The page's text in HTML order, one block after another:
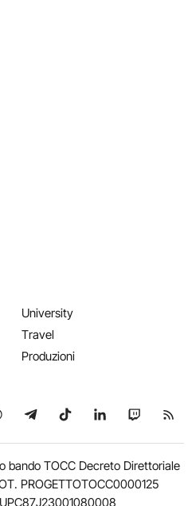
University
Travel
Produzioni
YouTube
su WhatsApp
Seguici su Telegram
Seguici su TikTok
Seguici su
Seguici
bando TOCC Decreto Direttoriale
PROGETTOTOCC0000125